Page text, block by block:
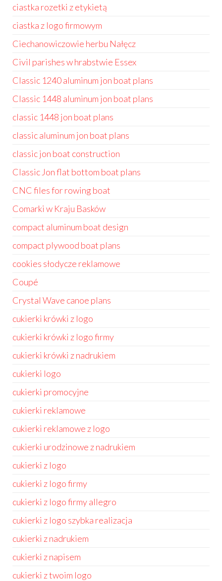
ciastka rozetki z etykietą
ciastka z logo firmowym
Ciechanowiczowie herbu Nałęcz
Civil parishes w hrabstwie Essex
Classic 1240 aluminum jon boat plans
Classic 1448 aluminum jon boat plans
classic 1448 jon boat plans
classic aluminum jon boat plans
classic jon boat construction
Classic Jon flat bottom boat plans
CNC files for rowing boat
Comarki w Kraju Basków
compact aluminum boat design
compact plywood boat plans
cookies słodycze reklamowe
Coupé
Crystal Wave canoe plans
cukierki krówki z logo
cukierki krówki z logo firmy
cukierki krówki z nadrukiem
cukierki logo
cukierki promocyjne
cukierki reklamowe
cukierki reklamowe z logo
cukierki urodzinowe z nadrukiem
cukierki z logo
cukierki z logo firmy
cukierki z logo firmy allegro
cukierki z logo szybka realizacja
cukierki z nadrukiem
cukierki z napisem
cukierki z twoim logo